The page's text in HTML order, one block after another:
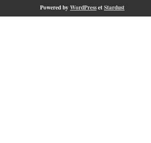
Powered byWordPressetStardust